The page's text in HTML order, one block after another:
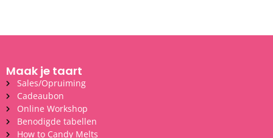
Maak je taart
Sales/Opruiming
Cadeaubon
Online Workshop
Benodigde tabellen
How to Candy Melts